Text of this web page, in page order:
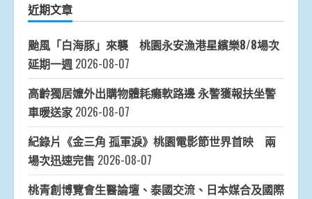
近期文章
颱風「白海豚」來襲 桃園永安漁港星繽樂8/8場次
延期一週 2026-08-07
高齡獨居嬤外出購物體耗癱軟路邊 永警獲報扶坐警
車暖送家 2026-08-07
紀錄片《金三角 孤軍淚》桃園電影節世界首映 兩
場次迅速完售 2026-08-07
桃青創博覽會生醫論壇、泰國交流、日本媒合及國際